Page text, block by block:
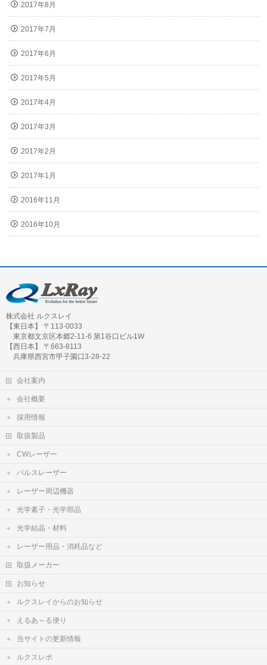
2017年8月
2017年7月
2017年6月
2017年5月
2017年4月
2017年3月
2017年2月
2017年1月
2016年11月
2016年10月
株式会社 ルクスレイ
【東日本】 〒113-0033
東京都文京区本郷2-11-6 第1谷口ビル1W
【西日本】 〒663-8113
兵庫県西宮市甲子園口3-28-22
会社案内
会社概要
採用情報
取扱製品
CWレーザー
パルスレーザー
レーザー周辺機器
光学素子・光学部品
光学結晶・材料
レーザー用品・消耗品など
取扱メーカー
お知らせ
ルクスレイからのお知らせ
えるあ～る便り
当サイトの更新情報
ルクスレポ